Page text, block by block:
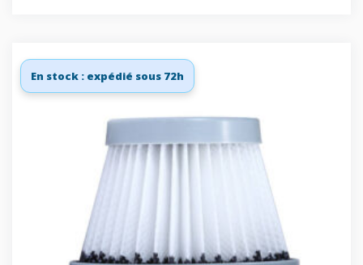
En stock : expédié sous 72h